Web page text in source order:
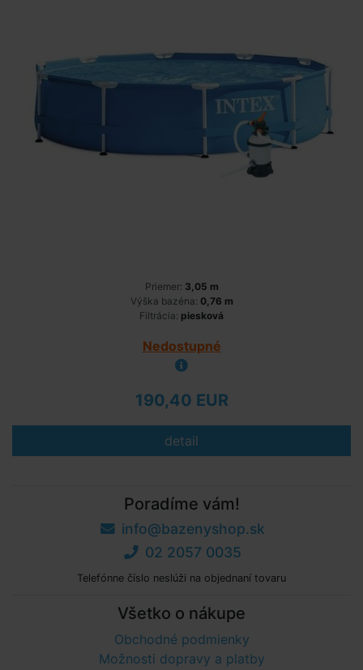
Priemer: 3,05 m
Výška bazéna: 0,76 m
Filtrácia: piesková
Nedostupné
190,40 EUR
detail
Poradíme vám!
info@bazenyshop.sk
02 2057 0035
Telefónne číslo neslúži na objednaní tovaru
Všetko o nákupe
Obchodné podmienky
Možnosti dopravy a platby